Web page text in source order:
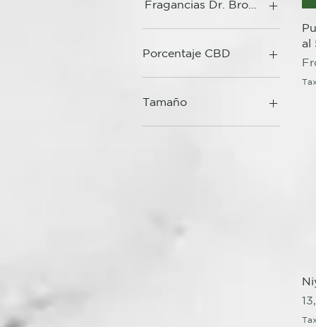
Fragancias Dr. Bronner's
Porcentaje CBD
10% Cannabidiol
20% Cannabidiol
Tamaño
240 ml
al